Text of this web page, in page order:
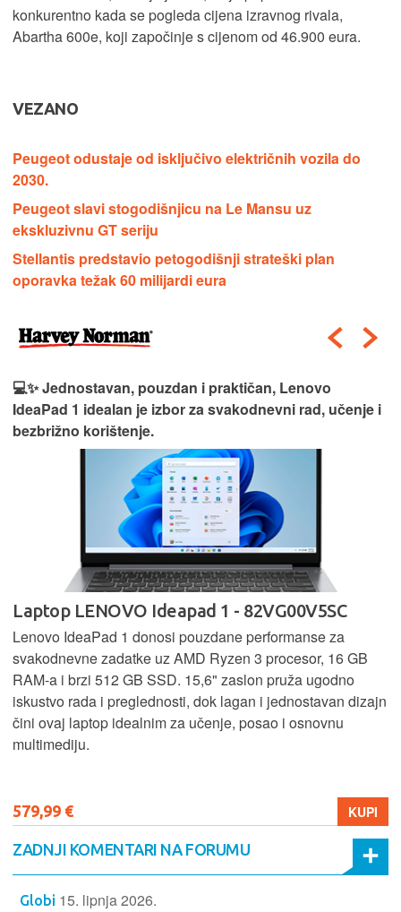
konkurentno kada se pogleda cijena izravnog rivala,
Abartha 600e, koji započinje s cijenom od 46.900 eura.
VEZANO
Peugeot odustaje od isključivo električnih vozila do
2030.
Peugeot slavi stogodišnjicu na Le Mansu uz
ekskluzivnu GT seriju
Stellantis predstavio petogodišnji strateški plan
oporavka težak 60 milijardi eura
💻✨ Jednostavan, pouzdan i praktičan, Lenovo
IdeaPad 1 idealan je izbor za svakodnevni rad, učenje i
bezbrižno korištenje.
Laptop LENOVO Ideapad 1 - 82VG00V5SC
Lenovo IdeaPad 1 donosi pouzdane performanse za
svakodnevne zadatke uz AMD Ryzen 3 procesor, 16 GB
RAM-a i brzi 512 GB SSD. 15,6" zaslon pruža ugodno
iskustvo rada i preglednosti, dok lagan i jednostavan dizajn
čini ovaj laptop idealnim za učenje, posao i osnovnu
multimediju.
579,99 € KUPI
ZADNJI KOMENTARI NA FORUMU
Globi 15. lipnja 2026.